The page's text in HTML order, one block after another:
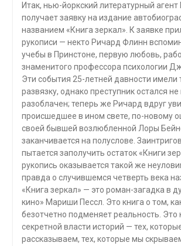
Итак, нью-йоркский литературный агент
получает заявку на издание
названием «Книга зеркал». К заявке
рукописи — некто Ричард Флинн
учебы в Принстоне, первую любовь,
знаменитого профессора психологии
Эти события 25-летней давности имели
развязку, однако преступник остался
разоблачен; теперь же Ричард вдруг
происшедшее в ином свете, по-новому
своей бывшей возлюбленной Лоры
заканчивается на полуслове.
пытается заполучить остаток «Книги
рукопись оказывается такой же
правда о случившемся четверть века
«Книга зеркал» — это роман-загадка в
кино» Мариши Пессл. Это книга о том,
безотчетно подменяет реальность. Это
секретной власти историй — тех,
рассказываем, тех, которые мы